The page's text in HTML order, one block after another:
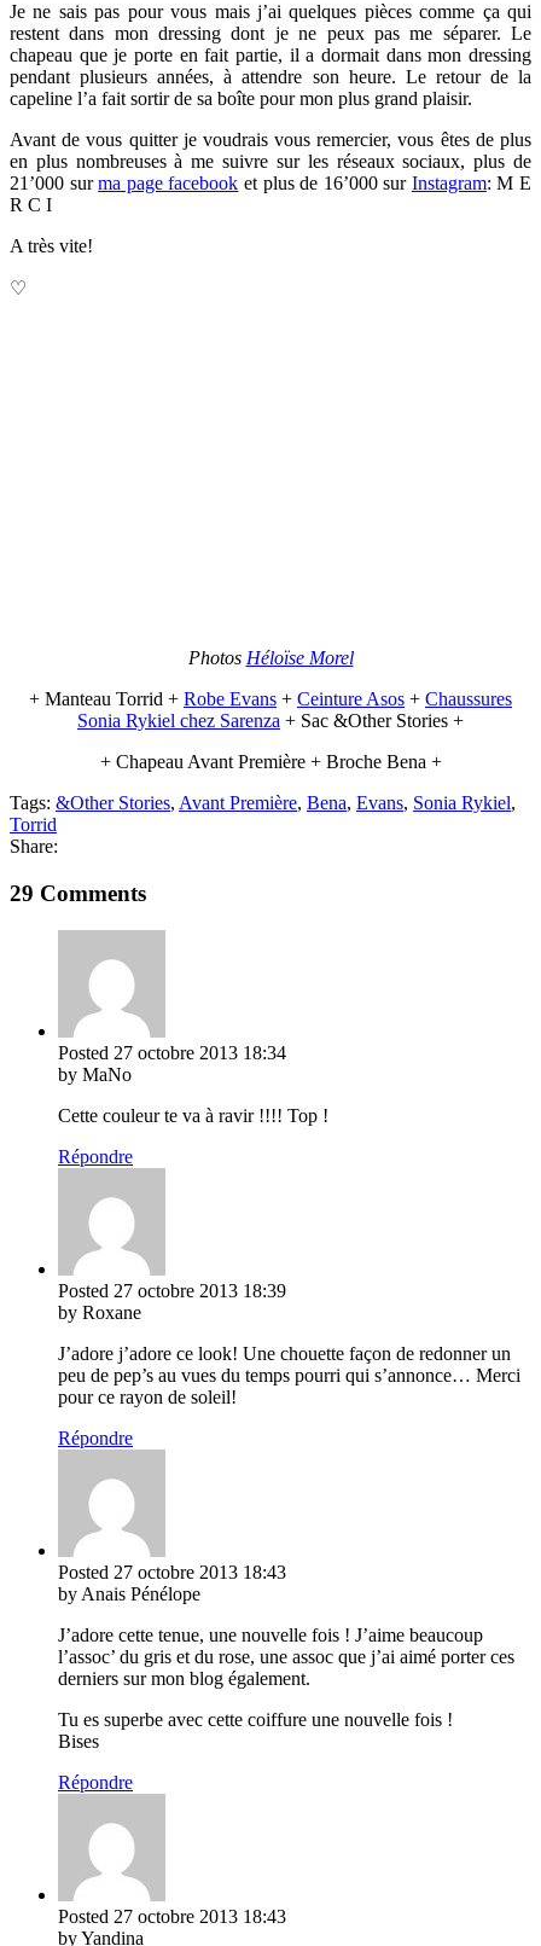
Je ne sais pas pour vous mais j’ai quelques pièces comme ça qui
restent dans mon dressing dont je ne peux pas me séparer. Le
chapeau que je porte en fait partie, il a dormait dans mon dressing
pendant plusieurs années, à attendre son heure. Le retour de la
capeline l’a fait sortir de sa boîte pour mon plus grand plaisir.
Avant de vous quitter je voudrais vous remercier, vous êtes de plus
en plus nombreuses à me suivre sur les réseaux sociaux, plus de
21’000 surma page facebook et plus de 16’000 sur Instagram: M E
R C I
A très vite!
♡
Photos Héloïse Morel
+ Manteau Torrid + Robe Evans + Ceinture Asos + Chaussures
Sonia Rykiel chez Sarenza + Sac &Other Stories +
+ Chapeau Avant Première + Broche Bena +
Tags: &Other Stories, Avant Première, Bena, Evans, Sonia Rykiel,
Torrid
Share:
29 Comments
Posted 27 octobre 2013 18:34
by MaNo
Cette couleur te va à ravir !!!! Top !
Répondre
Posted 27 octobre 2013 18:39
by Roxane
J’adore j’adore ce look! Une chouette façon de redonner un
peu de pep’s au vues du temps pourri qui s’annonce… Merci
pour ce rayon de soleil!
Répondre
Posted 27 octobre 2013 18:43
by Anais Pénélope
J’adore cette tenue, une nouvelle fois ! J’aime beaucoup
l’assoc’ du gris et du rose, une assoc que j’ai aimé porter ces
derniers sur mon blog également.
Tu es superbe avec cette coiffure une nouvelle fois !
Bises
Répondre
Posted 27 octobre 2013 18:43
by Yandina